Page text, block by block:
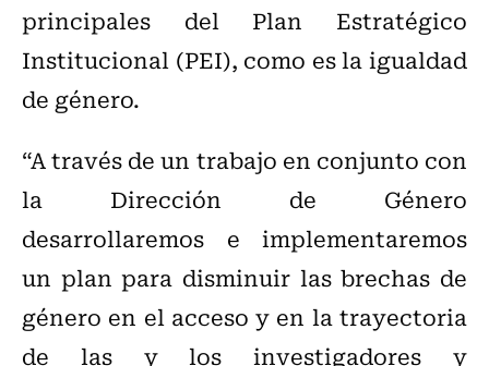
principales del Plan Estratégico
Institucional (PEI), como es la igualdad
de género.
“A través de un trabajo en conjunto con
la Dirección de Género
desarrollaremos e implementaremos
un plan para disminuir las brechas de
género en el acceso y en la trayectoria
de las y los investigadores y